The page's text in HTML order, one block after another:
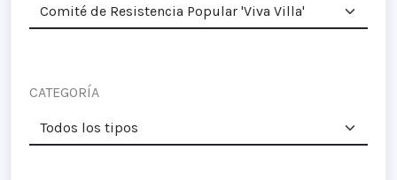
CATEGORÍA